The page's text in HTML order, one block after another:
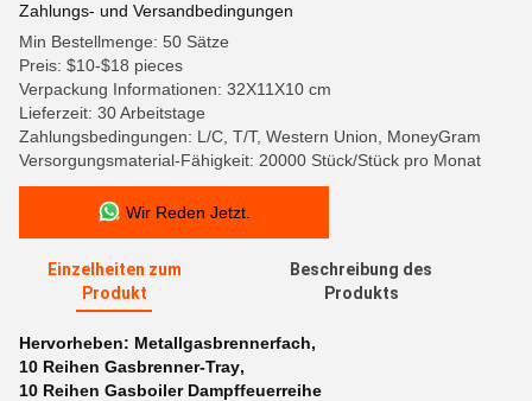
Zahlungs- und Versandbedingungen
Min Bestellmenge: 50 Sätze
Preis: $10-$18 pieces
Verpackung Informationen: 32X11X10 cm
Lieferzeit: 30 Arbeitstage
Zahlungsbedingungen: L/C, T/T, Western Union, MoneyGram
Versorgungsmaterial-Fähigkeit: 20000 Stück/Stück pro Monat
Wir Reden Jetzt.
Einzelheiten zum
Produkt
Beschreibung des
Produkts
Hervorheben: Metallgasbrennerfach,
10 Reihen Gasbrenner-Tray,
10 Reihen Gasboiler Dampffeuerreihe